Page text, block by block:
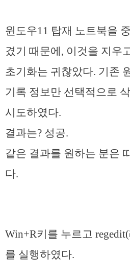
윈도우11 탑재 노트북을
겼기 때문에, 이것을 지우
초기화는 귀찮았다. 기존
기록 정보만 선택적으로
시도하였다.
결과는? 성공.
같은 결과를 원하는 분은
다.
Win+R키를 누르고
를 실행하였다.